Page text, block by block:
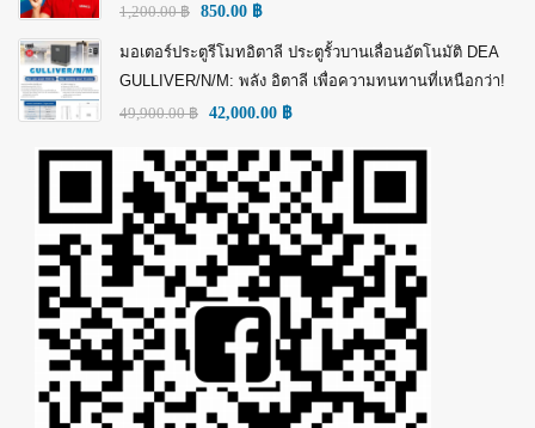
1,200.00฿ 850.00 ฿
มอเตอร์ประตูรีโมทอิตาลี ประตูรั้วบานเลื่อนอัตโนมัติ DEA
GULLIVER/N/M: พลัง อิตาลี เพื่อความทนทานที่เหนือกว่า!
49,900.00฿ 42,000.00 ฿